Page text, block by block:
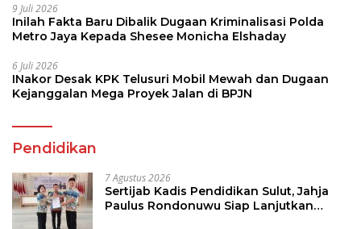
9 Juli 2026
Inilah Fakta Baru Dibalik Dugaan Kriminalisasi Polda
Metro Jaya Kepada Shesee Monicha Elshaday
6 Juli 2026
INakor Desak KPK Telusuri Mobil Mewah dan Dugaan
Kejanggalan Mega Proyek Jalan di BPJN
Pendidikan
7 Agustus 2026
Sertijab Kadis Pendidikan Sulut, Jahja
Paulus Rondonuwu Siap Lanjutkan